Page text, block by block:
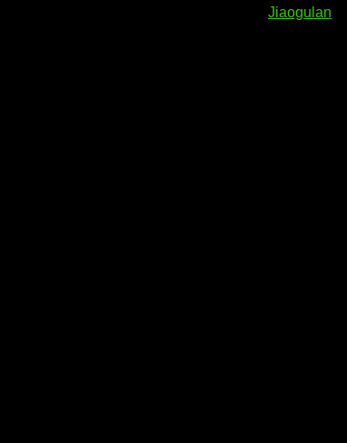
Jiaogulan